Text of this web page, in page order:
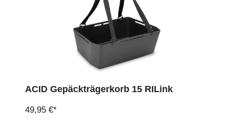
ACID Gepäckträgerkorb 15 RILink
49,95 €*